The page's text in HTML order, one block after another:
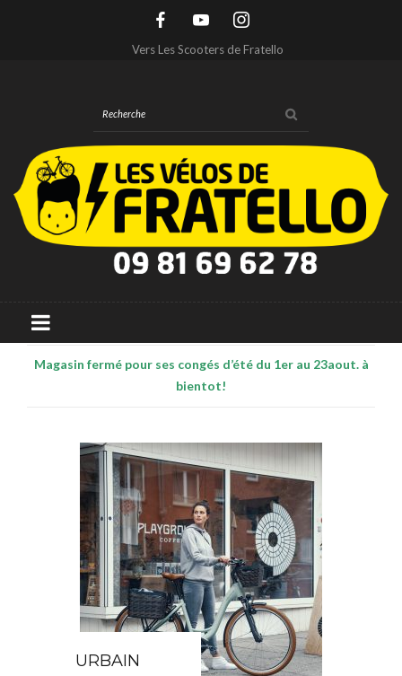
Vers Les Scooters de Fratello
Magasin fermé pour ses congés d’été du 1er au 23aout. à
bientot!
URBAIN